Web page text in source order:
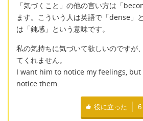
「気づくこと」の他の言い方は「
ます。こういう人は英語で「dense」
は「鈍感」という意味です。
私の気持ちに気づいて欲しいのですが
てくれません。
I want him to notice my feelings,
notice them.
役に立った 6